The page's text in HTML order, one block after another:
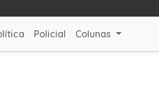
Policial Colunas